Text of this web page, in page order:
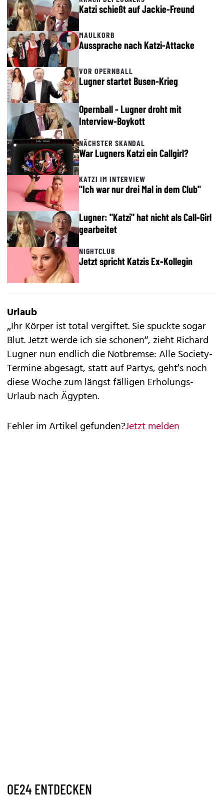
Katzi schießt auf Jackie-Freund
MAULKORB
Aussprache nach Katzi-Attacke
VOR OPERNBALL
Lugner startet Busen-Krieg
Opernball - Lugner droht mit
Interview-Boykott
NÄCHSTER SKANDAL
War Lugners Katzi ein Callgirl?
KATZI IM INTERVIEW
"Ich war nur drei Mal in dem Club"
Lugner: "Katzi" hat nicht als Call-Girl
gearbeitet
NIGHTCLUB
Jetzt spricht Katzis Ex-Kollegin
Urlaub
„Ihr Körper ist total vergiftet. Sie spuckte sogar
Blut. Jetzt werde ich sie schonen“, zieht Richard
Lugner nun endlich die Notbremse: Alle Society-
Termine abgesagt, statt auf Partys, geht’s noch
diese Woche zum längst fälligen Erholungs-
Urlaub nach Ägypten.
Fehler im Artikel gefunden?Jetzt melden
OE24 ENTDECKEN